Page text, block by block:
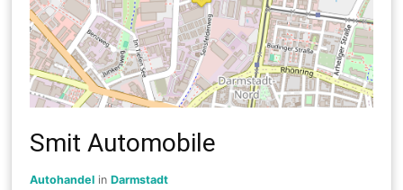
Smit Automobile
Autohandel inDarmstadt